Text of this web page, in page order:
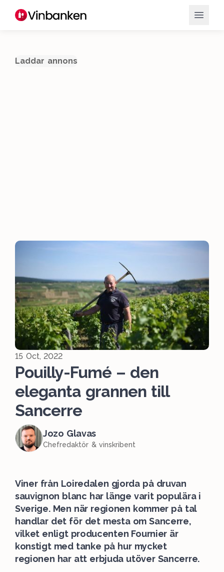
Laddar annons
15 Oct, 2022
Pouilly-Fumé – den
eleganta grannen till
Sancerre
Jozo Glavas
Chefredaktör & vinskribent
Viner från Loiredalen gjorda på druvan
sauvignon blanc har länge varit populära i
Sverige. Men när regionen kommer på tal
handlar det för det mesta om Sancerre,
vilket enligt producenten Fournier är
konstigt med tanke på hur mycket
regionen har att erbjuda utöver Sancerre.